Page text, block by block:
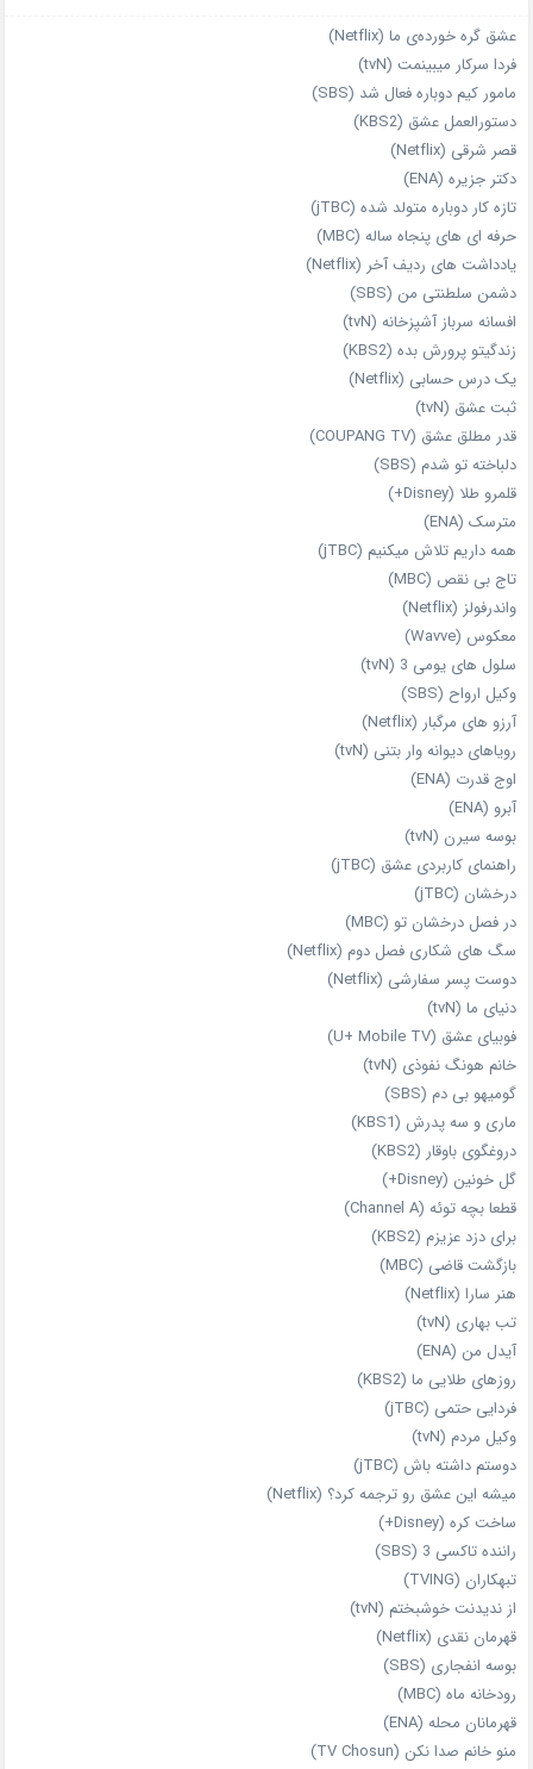
عشق گره خورده‌ی ما (Netflix)
فردا سرکار میبینمت (tvN)
مامور کیم دوباره فعال شد (SBS)
دستورالعمل عشق (KBS2)
قصر شرقی (Netflix)
دکتر جزیره (ENA)
تازه‌ کار دوباره‌ متولد شده (jTBC)
حرفه‌ ای‌ های پنجاه‌ ساله (MBC)
یادداشت‌ های ردیف آخر (Netflix)
دشمن سلطنتی من (SBS)
افسانه سرباز آشپزخانه (tvN)
زندگیتو پرورش بده (KBS2)
یک درس حسابی (Netflix)
ثبت عشق (tvN)
قدر مطلق عشق (COUPANG TV)
دلباخته تو شدم (SBS)
قلمرو طلا (Disney+)
مترسک (ENA)
همه داریم تلاش میکنیم (jTBC)
تاج بی‌ نقص (MBC)
واندرفولز (Netflix)
معکوس (Wavve)
سلول های یومی 3 (tvN)
وکیل ارواح (SBS)
آرزو های مرگبار (Netflix)
رویاهای دیوانه‌ وار بتنی (tvN)
اوج قدرت (ENA)
آبرو (ENA)
بوسه سیرن (tvN)
راهنمای کاربردی عشق (jTBC)
درخشان (jTBC)
در فصل درخشان تو (MBC)
سگ های شکاری فصل دوم (Netflix)
دوست‌ پسر سفارشی (Netflix)
دنیای ما (tvN)
فوبیای عشق (U+ Mobile TV)
خانم هونگ نفوذی (tvN)
گومیهو بی دم (SBS)
ماری و سه پدرش (KBS1)
دروغگوی باوقار (KBS2)
گل خونین (Disney+)
قطعا بچه توئه (Channel A)
برای دزد عزیزم (KBS2)
بازگشت قاضی (MBC)
هنر سارا (Netflix)
تب بهاری (tvN)
آیدل من (ENA)
روزهای طلایی ما (KBS2)
فردایی حتمی (jTBC)
وکیل مردم (tvN)
دوستم داشته باش (jTBC)
میشه این عشق رو ترجمه کرد؟ (Netflix)
ساخت کره (Disney+)
راننده تاکسی 3 (SBS)
تبهکاران (TVING)
از ندیدنت خوشبختم (tvN)
قهرمان نقدی (Netflix)
بوسه انفجاری (SBS)
رودخانه ماه (MBC)
قهرمانان محله (ENA)
منو خانم صدا نکن (TV Chosun)